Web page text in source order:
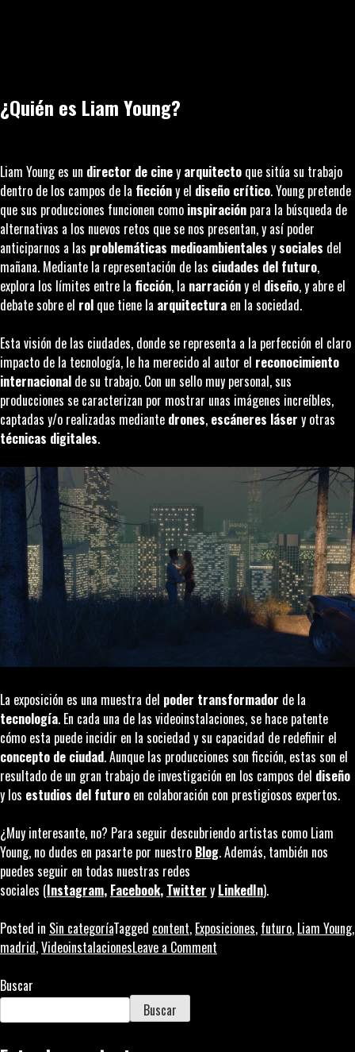
¿Quién es Liam Young?
Liam Young es un director de ciney arquitecto que sitúa su trabajo
dentro de los campos de la ficcióny el diseño crítico. Young pretende
que sus producciones funcionen como inspiración para la búsqueda de
alternativas a los nuevos retos que se nos presentan, y así poder
anticiparnos a las problemáticas medioambientales y sociales del
mañana. Mediante la representación de las ciudades del futuro,
explora los límites entre la ficción, la narracióny el diseño, y abre el
debate sobre el rol que tiene la arquitectura en la sociedad.
Esta visión de las ciudades, donde se representa a la perfección el claro
impacto de la tecnología, le ha merecido al autor el reconocimiento
internacional de su trabajo. Con un sello muy personal, sus
producciones se caracterizan por mostrar unas imágenes increíbles,
captadas y/o realizadas mediante drones, escáneres láser y otras
técnicas digitales.
La exposición es una muestra del poder transformador de la
tecnología. En cada una de las videoinstalaciones, se hace patente
cómo esta puede incidir en la sociedad y su capacidad de redefinir el
concepto de ciudad. Aunque las producciones son ficción, estas son el
resultado de un gran trabajo de investigación en los campos del diseño
y los estudios del futuro en colaboración con prestigiosos expertos.
¿Muy interesante, no? Para seguir descubriendo artistas como Liam
Young, no dudes en pasarte por nuestro Blog. Además, también nos
puedes seguir en todas nuestras redes
sociales (Instagram, Facebook, Twitter y LinkedIn).
Posted in Sin categoríaTagged content, Exposiciones, futuro, Liam Young,
madrid,VideoinstalacionesLeave a Comment
Buscar
Buscar